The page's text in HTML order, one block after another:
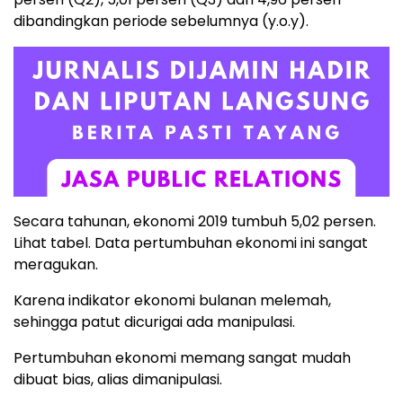
dibandingkan periode sebelumnya (y.o.y).
Secara tahunan, ekonomi 2019 tumbuh 5,02 persen.
Lihat tabel. Data pertumbuhan ekonomi ini sangat
meragukan.
Karena indikator ekonomi bulanan melemah,
sehingga patut dicurigai ada manipulasi.
Pertumbuhan ekonomi memang sangat mudah
dibuat bias, alias dimanipulasi.